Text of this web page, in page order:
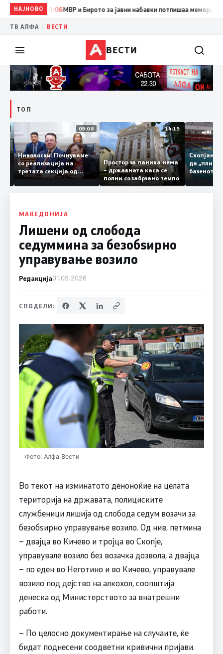
НАЈНОВО
15:06 МВР и Бирото за јавни набавки потпишаа меморандум
ТВ АЛФА ВЕСТИ
ВЕСТИ
ТОП
11:43 09:08
Николоски: Почнуваме
со реализација на
третата секција од
железничкиот Коридор
8, Македонија станува
14:15
Простор за паника нема
– државната каса се
полни со забрзано темпо
да
по
МАКЕДОНИЈА
Лишени од слобода
седуммина за безобѕирно
управување возило
Редакција01.05.2026
СПОДЕЛИ:
Фото: Алфа Вести
Во текот на изминатото деноноќие на целата
територија на државата, полициските
службеници лишија од слобода седум возачи за
безобѕирно управување возило. Од нив, петмина
– двајца во Кичево и тројца во Скопје,
управувале возило без возачка дозвола, а двајца
– по еден во Неготино и во Кичево, управувале
возило под дејство на алкохол, соопштија
денеска од Министерството за внатрешни
работи.
– По целосно документирање на случаите, ќе
бидат поднесени соодветни кривични пријави.